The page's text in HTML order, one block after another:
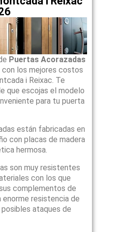
Puertas Acorazadas
con los mejores costos
i Reixac. Te
que escojas el modelo
para tu puerta
están fabricadas en
con placas de madera
hermosa.
son muy resistentes
con los que
complementos de
enorme resistencia de
ataques de